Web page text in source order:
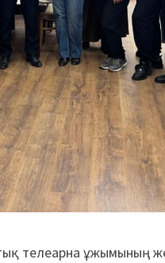
телеарна ұжымының